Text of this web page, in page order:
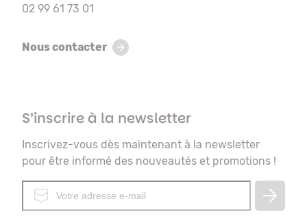
02 99 61 73 01
Nous contacter
S’inscrire à la newsletter
Inscrivez-vous dès maintenant à la newsletter
pour être informé des nouveautés et promotions !